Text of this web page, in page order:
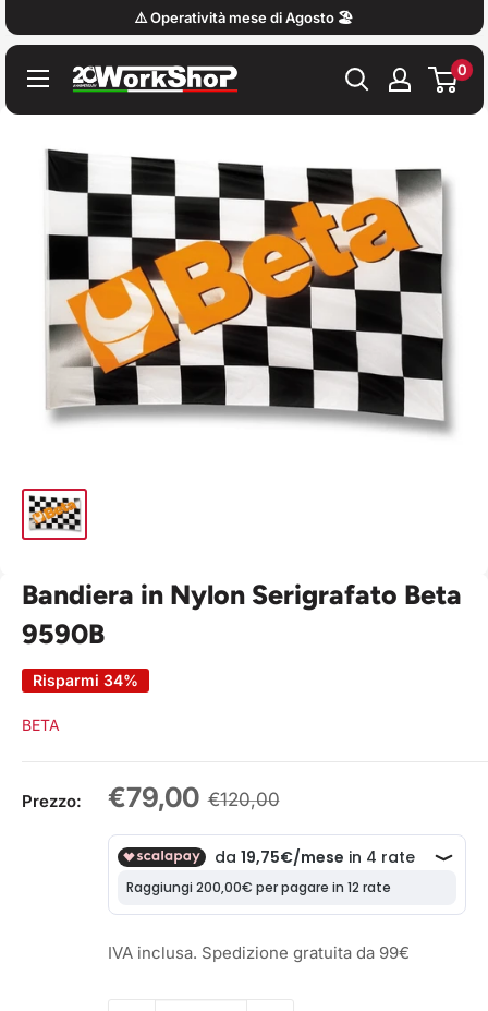
al
contenuto
⚠️ Operatività mese di Agosto 🏖️
Work
0
Bandiera in Nylon Serigrafato Beta
9590B
Risparmi 34%
BETA
Prezzo:
Prezzo
€79,00 Prezzo
€120,00
IVA inclusa. Spedizione gratuita da 99€